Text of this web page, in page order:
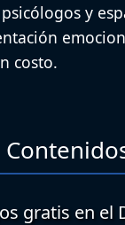
y
costo.
gratis en el